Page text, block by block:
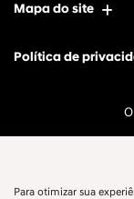
Mapa do site
Política de
Para otimizar sua